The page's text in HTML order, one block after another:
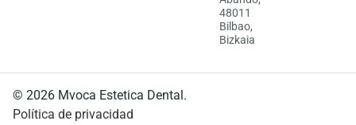
48011
Bilbao,
Bizkaia
© 2026 Mvoca Estetica Dental.
Política de privacidad